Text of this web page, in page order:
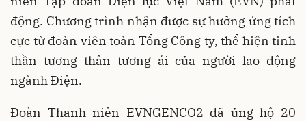
động. Chương trình nhận được sự hưởng ứng tích
cực từ đoàn viên toàn Tổng Công ty, thể hiện tinh
thần tương thân tương ái của người lao động
ngành Điện.
Đoàn Thanh niên EVNGENCO2 đã ủng hộ 20